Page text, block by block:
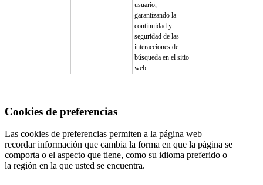
usuario,
garantizando la
continuidad y
seguridad de las
interacciones de
búsqueda en el sitio
web.
Cookies de preferencias
Las cookies de preferencias permiten a la página web
recordar información que cambia la forma en que la página se
comporta o el aspecto que tiene, como su idioma preferido o
la región en la que usted se encuentra.